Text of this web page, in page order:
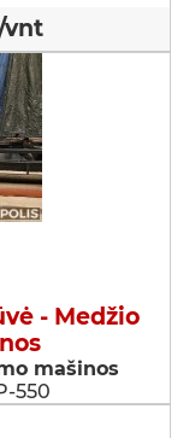
vnt
- Medžio
mašinos
550